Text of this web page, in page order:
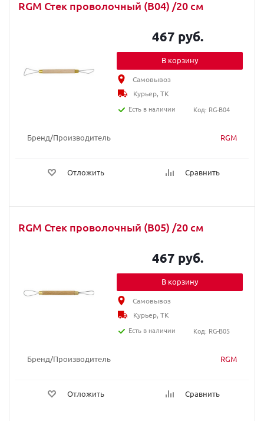
RGM Стек проволочный (B04) /20 cм
Бренд/Производитель RGM
Отложить Сравнить
467 руб.
В корзину
Самовывоз
Курьер, ТК
Есть в наличии
Код: RG-B04
RGM Стек проволочный (B05) /20 cм
Бренд/Производитель RGM
Отложить Сравнить
467 руб.
В корзину
Самовывоз
Курьер, ТК
Есть в наличии
Код: RG-B05